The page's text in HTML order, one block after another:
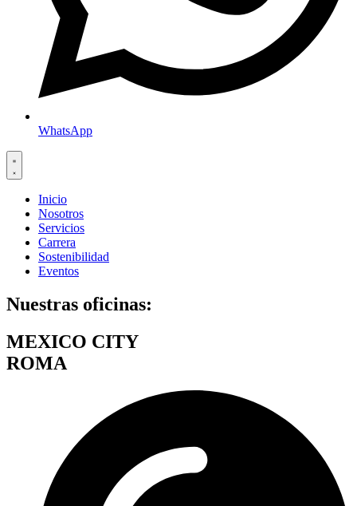
WhatsApp
Inicio
Nosotros
Servicios
Carrera
Sostenibilidad
Eventos
Nuestras oficinas:
MEXICO CITY
ROMA